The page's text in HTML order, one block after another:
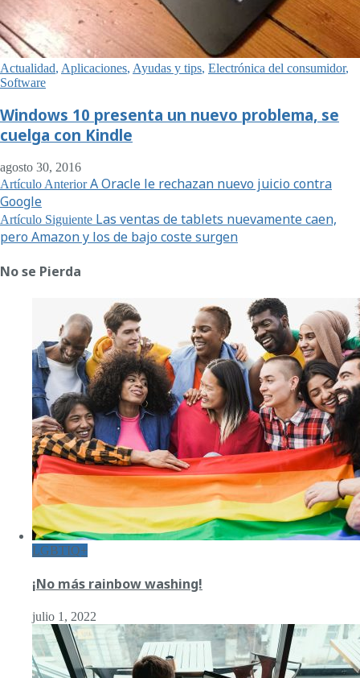
Actualidad, Aplicaciones, Ayudas y tips, Electrónica del consumidor,
Software
Windows 10 presenta un nuevo problema, se
cuelga con Kindle
agosto 30, 2016
Artículo Anterior A Oracle le rechazan nuevo juicio contra
Google
Artículo Siguiente Las ventas de tablets nuevamente caen,
pero Amazon y los de bajo coste surgen
No se Pierda
LGBTIQ+
¡No más rainbow washing!
julio 1, 2022